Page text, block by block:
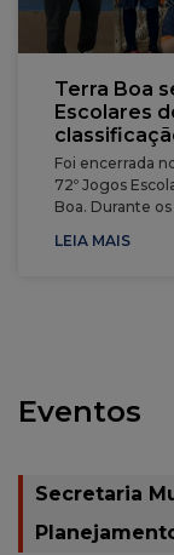
Terra Boa
Escolares
Foi encerrada
72º Jogos
Boa. Durante os
LEIA MAIS
Eventos
Secretaria